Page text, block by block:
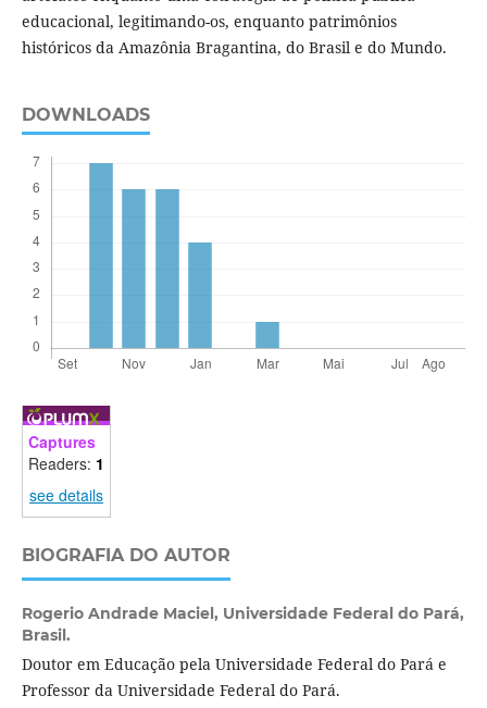
educacional, legitimando-os, enquanto patrimônios
históricos da Amazônia Bragantina, do Brasil e do Mundo.
DOWNLOADS
Captures
Readers: 1
see details
BIOGRAFIA DO AUTOR
Rogerio Andrade Maciel, Universidade Federal do Pará,
Brasil.
Doutor em Educação pela Universidade Federal do Pará e
Professor da Universidade Federal do Pará.